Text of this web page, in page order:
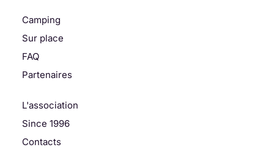
Camping
Sur place
FAQ
Partenaires
L'association
Since 1996
Contacts